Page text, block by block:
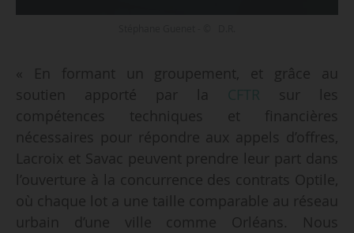
« En formant un groupement, et grâce au
soutien apporté par la CFTR sur les
compétences techniques et financières
nécessaires pour répondre aux appels d’offres,
Lacroix et Savac peuvent prendre leur part dans
l’ouverture à la concurrence des contrats Optile,
où chaque lot a une taille comparable au réseau
urbain d’une ville comme Orléans. Nous